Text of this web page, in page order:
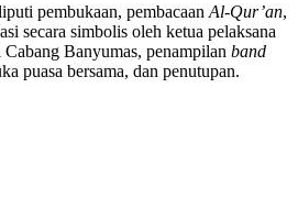
pembukaan, pembacaan Al-Qur’an,
secara simbolis oleh ketua pelaksana
Banyumas, penampilan band
puasa bersama, dan penutupan.